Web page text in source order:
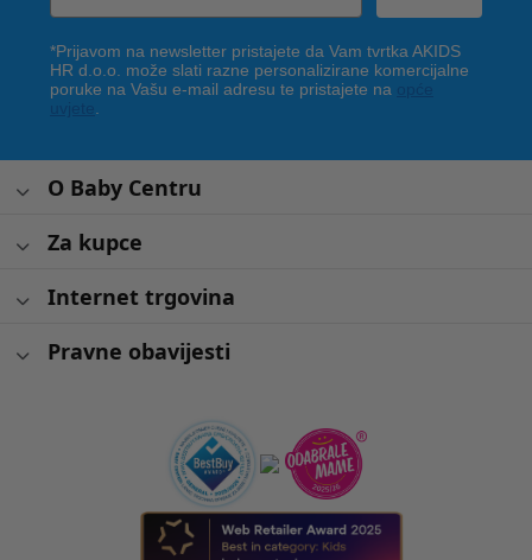
*Prijavom na newsletter pristajete da Vam tvrtka AKIDS
HR d.o.o. može slati razne personalizirane komercijalne
poruke na Vašu e-mail adresu te pristajete na
O Baby Centru
Za kupce
Internet trgovina
Pravne obavijesti